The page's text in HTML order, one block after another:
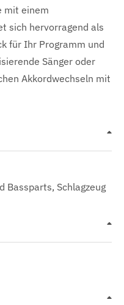
mit einem
sich hervorragend als
für Ihr Programm und
Sänger oder
Akkordwechseln mit
Bassparts, Schlagzeug